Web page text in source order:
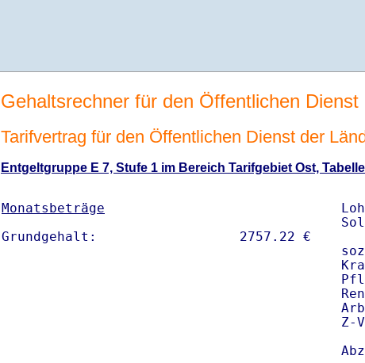
Gehaltsrechner für den Öffentlichen Dienst
Tarifvertrag für den Öffentlichen Dienst der
Entgeltgruppe E 7, Stufe 1 im Bereich Tarifgebiet Ost,
Monatsbeträge
Z-